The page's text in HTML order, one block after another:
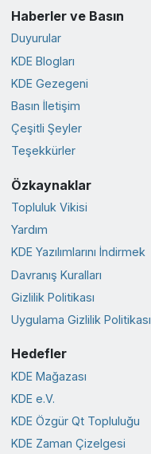
Haberler ve Basın
Duyurular
KDE Blogları
KDE Gezegeni
Basın İletişim
Çeşitli Şeyler
Teşekkürler
Özkaynaklar
Topluluk Vikisi
Yardım
KDE Yazılımlarını İndirmek
Davranış Kuralları
Gizlilik Politikası
Uygulama Gizlilik Politikası
Hedefler
KDE Mağazası
KDE e.V.
KDE Özgür Qt Topluluğu
KDE Zaman Çizelgesi